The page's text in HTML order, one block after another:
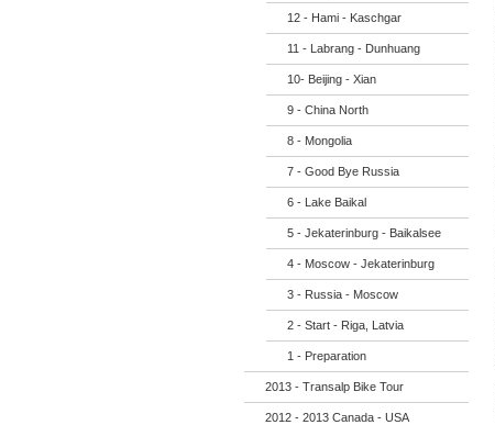
12 - Hami - Kaschgar
11 - Labrang - Dunhuang
10- Beijing - Xian
9 - China North
8 - Mongolia
7 - Good Bye Russia
6 - Lake Baikal
5 - Jekaterinburg - Baikalsee
4 - Moscow - Jekaterinburg
3 - Russia - Moscow
2 - Start - Riga, Latvia
1 - Preparation
2013 - Transalp Bike Tour
2012 - 2013 Canada - USA